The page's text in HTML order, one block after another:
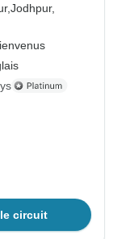
Jodhpur,
circuit